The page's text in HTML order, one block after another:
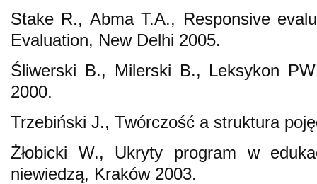
Stake R., Abma T.A., Responsive
Evaluation, New Delhi 2005.
Śliwerski B., Milerski B., Leksykon
2000.
Trzebiński J., Twórczość a struktura
Żłobicki W., Ukryty program w
niewiedzą, Kraków 2003.